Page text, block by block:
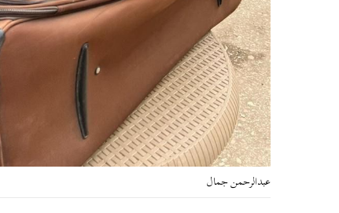
عبدالرحمن جمال